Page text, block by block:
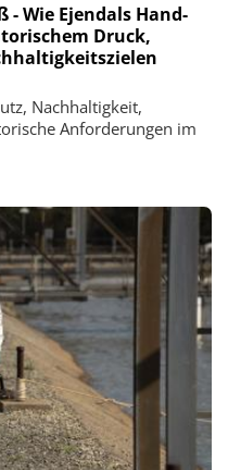
Wie Ejendals Hand-
Druck,
Nachhaltigkeit,
Anforderungen im